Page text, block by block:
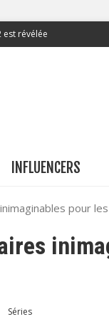
Weatherly
19 ce soir sur TF1
est révélée
INFLUENCERS
pour
Séries